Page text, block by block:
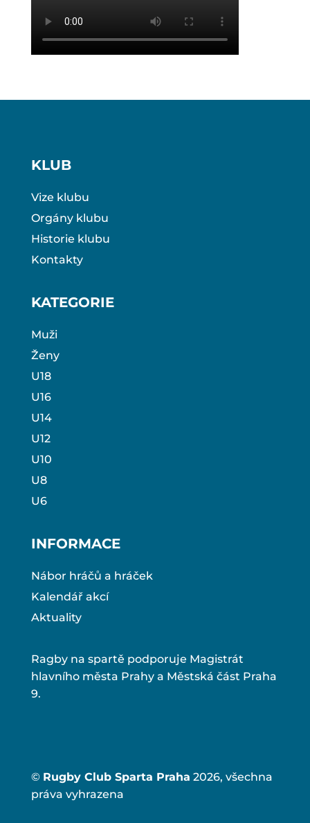
KLUB
Vize klubu
Orgány klubu
Historie klubu
Kontakty
KATEGORIE
Muži
Ženy
U18
U16
U14
U12
U10
U8
U6
INFORMACE
Nábor hráčů a hráček
Kalendář akcí
Aktuality
Ragby na spartě podporuje Magistrát
hlavního města Prahy a Městská část Praha
9.
© Rugby Club Sparta Praha 2026, všechna
práva vyhrazena